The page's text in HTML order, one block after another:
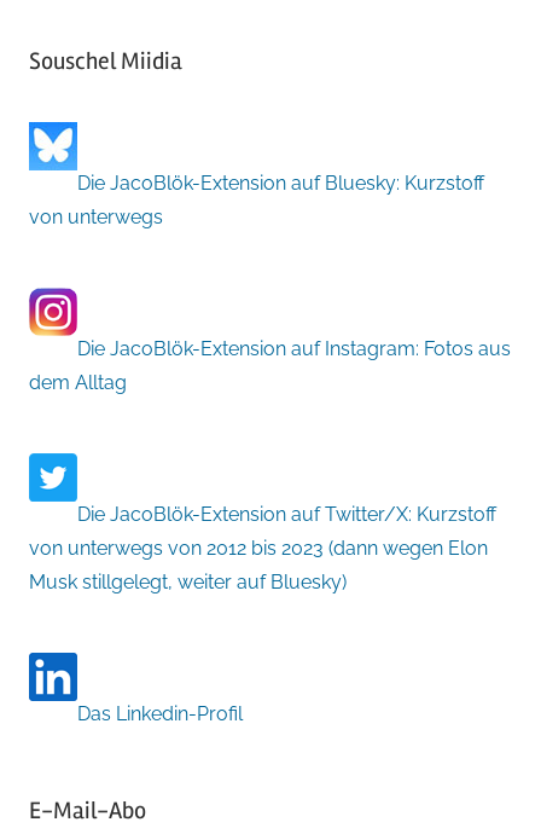
Souschel Miidia
Die JacoBlök-Extension auf Bluesky: Kurzstoff
von unterwegs
Die JacoBlök-Extension auf Instagram: Fotos aus
dem Alltag
Die JacoBlök-Extension auf Twitter/X: Kurzstoff
von unterwegs von 2012 bis 2023 (dann wegen Elon
Musk stillgelegt, weiter auf Bluesky)
Das Linkedin-Profil
E-Mail-Abo